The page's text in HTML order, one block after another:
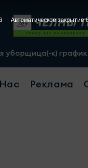
к) график 2/2, с
Реклама
Автоматическое закрытие